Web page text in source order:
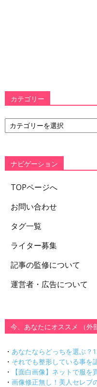
カテゴリー
カ
テ
ー
ナビゲーション
TOPページへ
お問い合わせ
タグ一覧
ライター募集
記事の監修について
運営者・広告について
今、あなたにオススメ （外
・ あなたならどっちを選ぶ？
・ それでも整形している事を
・
【面白画像】ネットで服を
・ 画像修正無し！美人セレブ